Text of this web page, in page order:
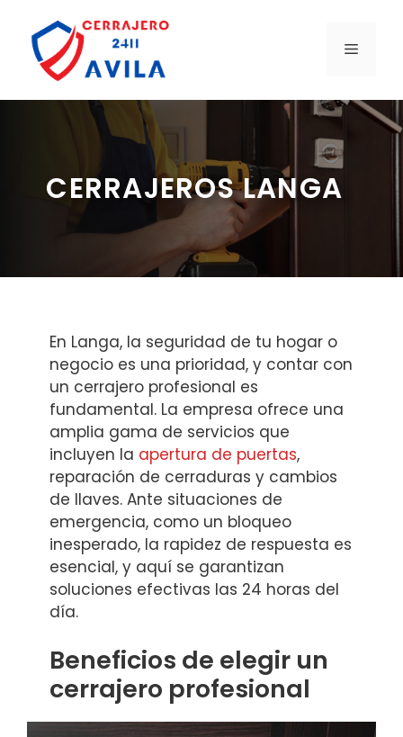
contenido
MENÚ
CERRAJEROS LANGA
En Langa, la seguridad de tu hogar o
negocio es una prioridad, y contar con
un cerrajero profesional es
fundamental. La empresa ofrece una
amplia gama de servicios que
incluyen la apertura de puertas,
reparación de cerraduras y cambios
de llaves. Ante situaciones de
emergencia, como un bloqueo
inesperado, la rapidez de respuesta es
esencial, y aquí se garantizan
soluciones efectivas las 24 horas del
día.
Beneficios de elegir un
cerrajero profesional